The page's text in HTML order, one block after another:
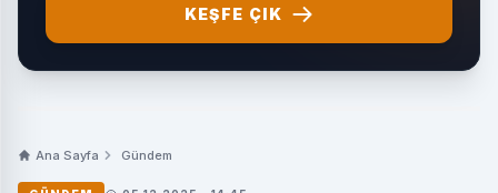
KEŞFE ÇIK
Ana Sayfa Gündem